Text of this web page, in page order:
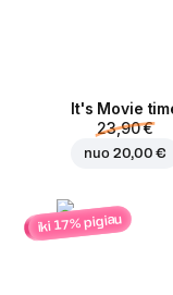
It's Movie
23,90 €
nuo 20,00 €
iki 17% pigiau